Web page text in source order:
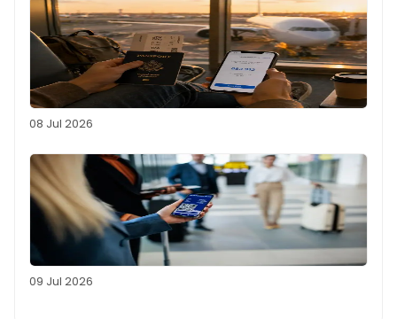
08 Jul 2026
09 Jul 2026